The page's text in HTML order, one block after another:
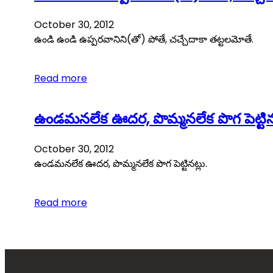
October 30, 2012
ఉండి ఉండి ఉప్పరవానిని(తో) పోతే, చచ్చేదాకా తట్టలమోతే.
Read more
ఉండమనలేక ఊదర, పొమ్మనలేక పొగ
October 30, 2012
ఉండమనలేక ఊదర, పొమ్మనలేక పొగ పెట్టినట్లు.
Read more